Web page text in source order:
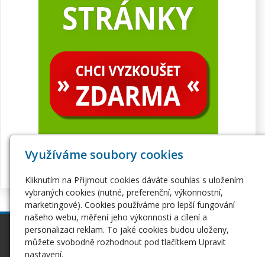
inPage
Webové stránky
Webhosting
Hosting
Využíváme soubory cookies
Kliknutím na Přijmout cookies dáváte souhlas s uložením
vybraných cookies (nutné, preferenční, výkonnostní,
marketingové). Cookies používáme pro lepší fungování
našeho webu, měření jeho výkonnosti a cílení a
personalizaci reklam. To jaké cookies budou uloženy,
můžete svobodně rozhodnout pod tlačítkem Upravit
nastavení.